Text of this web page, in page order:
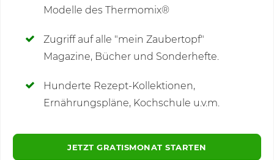
Modelle des Thermomix®
Zugriff auf alle "mein Zaubertopf"
Magazine, Bücher und Sonderhefte.
Hunderte Rezept-Kollektionen,
Ernährungspläne, Kochschule u.v.m.
JETZT GRATISMONAT STARTEN
Kommentare